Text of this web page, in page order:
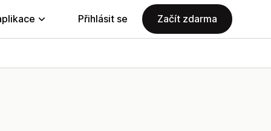
Přihlásit se Začít zdarma